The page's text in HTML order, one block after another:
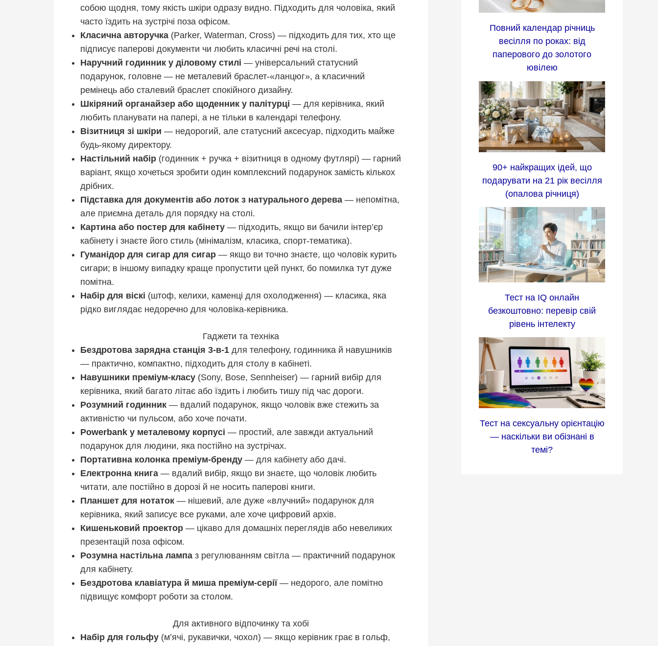
собою щодня, тому якість шкіри одразу видно. Підходить для чоловіка, який
часто їздить на зустрічі поза офісом.
Класична авторучка (Parker, Waterman, Cross) — підходить для тих, хто ще
підписує паперові документи чи любить класичні речі на столі.
Наручний годинник у діловому стилі — універсальний статусний
подарунок, головне — не металевий браслет-«ланцюг», а класичний
ремінець або сталевий браслет спокійного дизайну.
Шкіряний органайзер або щоденник у палітурці — для керівника, який
любить планувати на папері, а не тільки в календарі телефону.
Візитниця зі шкіри — недорогий, але статусний аксесуар, підходить майже
будь-якому директору.
Настільний набір (годинник + ручка + візитниця в одному футлярі) — гарний
варіант, якщо хочеться зробити один комплексний подарунок замість кількох
дрібних.
Підставка для документів або лоток з натурального дерева — непомітна,
але приємна деталь для порядку на столі.
Картина або постер для кабінету — підходить, якщо ви бачили інтер’єр
кабінету і знаєте його стиль (мінімалізм, класика, спорт-тематика).
Гуманідор для сигар для сигар — якщо ви точно знаєте, що чоловік курить
сигари; в іншому випадку краще пропустити цей пункт, бо помилка тут дуже
помітна.
Набір для віскі (штоф, келихи, каменці для охолодження) — класика, яка
рідко виглядає недоречно для чоловіка-керівника.
Гаджети та техніка
Бездротова зарядна станція 3-в-1 для телефону, годинника й навушників
— практично, компактно, підходить для столу в кабінеті.
Навушники преміум-класу (Sony, Bose, Sennheiser) — гарний вибір для
керівника, який багато літає або їздить і любить тишу під час дороги.
Розумний годинник — вдалий подарунок, якщо чоловік вже стежить за
активністю чи пульсом, або хоче почати.
Powerbank у металевому корпусі — простий, але завжди актуальний
подарунок для людини, яка постійно на зустрічах.
Портативна колонка преміум-бренду — для кабінету або дачі.
Електронна книга — вдалий вибір, якщо ви знаєте, що чоловік любить
читати, але постійно в дорозі й не носить паперові книги.
Планшет для нотаток — нішевий, але дуже «влучний» подарунок для
керівника, який записує все руками, але хоче цифровий архів.
Кишеньковий проектор — цікаво для домашніх переглядів або невеликих
презентацій поза офісом.
Розумна настільна лампа з регулюванням світла — практичний подарунок
для кабінету.
Бездротова клавіатура й миша преміум-серії— недорого, але помітно
підвищує комфорт роботи за столом.
Для активного відпочинку та хобі
Набір для гольфу (м’ячі, рукавички, чохол) — якщо керівник грає в гольф,
Повний календар річниць
весілля по роках: від
паперового до золотого
ювілею
90+ найкращих ідей, що
подарувати на 21 рік весілля
(опалова річниця)
Тест на IQ онлайн
безкоштовно: перевір свій
рівень інтелекту
Тест на сексуальну орієнтацію
— наскільки ви обізнані в
темі?